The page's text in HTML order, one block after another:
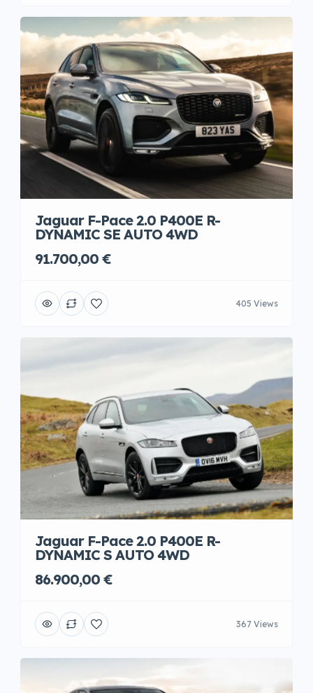
Jaguar F-Pace 2.0 P400E R-
DYNAMIC SE AUTO 4WD
91.700,00 €
405 Views
Jaguar F-Pace 2.0 P400E R-
DYNAMIC S AUTO 4WD
86.900,00 €
367 Views